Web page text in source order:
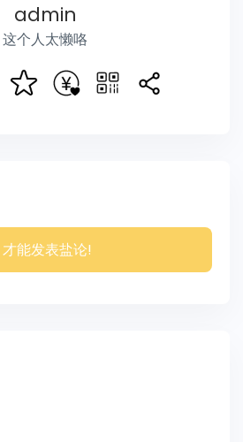
admin
这个人太懒咯
才能发表盐论!